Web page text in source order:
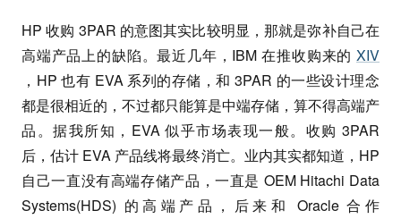
HP 收购 3PAR 的意图其实比较明显，那就是弥补自己在
高端产品上的缺陷。最近几年，IBM 在推收购来的 XIV
，HP 也有 EVA 系列的存储，和 3PAR 的一些设计理念
都是很相近的，不过都只能算是中端存储，算不得高端产
品。据我所知，EVA 似乎市场表现一般。收购 3PAR
后，估计 EVA 产品线将最终消亡。业内其实都知道，HP
自己一直没有高端存储产品，一直是 OEM Hitachi Data
Systems(HDS) 的高端产品，后来和 Oracle 合作